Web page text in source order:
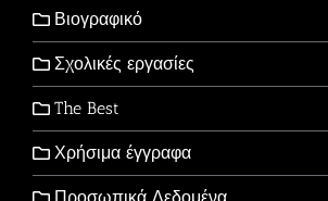
Βιογραφικό
Σχολικές εργασίες
The Best
Χρήσιμα έγγραφα